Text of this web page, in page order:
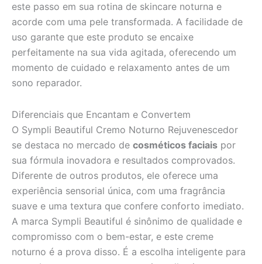
este passo em sua rotina de skincare noturna e
acorde com uma pele transformada. A facilidade de
uso garante que este produto se encaixe
perfeitamente na sua vida agitada, oferecendo um
momento de cuidado e relaxamento antes de um
sono reparador.
Diferenciais que Encantam e Convertem
O Sympli Beautiful Cremo Noturno Rejuvenescedor
se destaca no mercado de cosméticos faciais por
sua fórmula inovadora e resultados comprovados.
Diferente de outros produtos, ele oferece uma
experiência sensorial única, com uma fragrância
suave e uma textura que confere conforto imediato.
A marca Sympli Beautiful é sinônimo de qualidade e
compromisso com o bem-estar, e este creme
noturno é a prova disso. É a escolha inteligente para